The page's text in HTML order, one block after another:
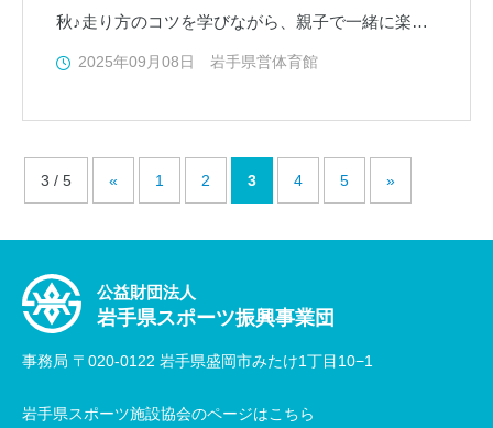
秋♪走り方のコツを学びながら、親子で一緒に楽し
く体を動かしましょう！ 教室では、親子で一緒に
2025年09月08日 岩手県営体育館
3 / 5 « 1 2 3 4 5 »
公益財団法人
岩手県スポーツ振興事業団
事務局 〒020-0122 岩手県盛岡市みたけ1丁目10−1
岩手県スポーツ施設協会のページはこちら